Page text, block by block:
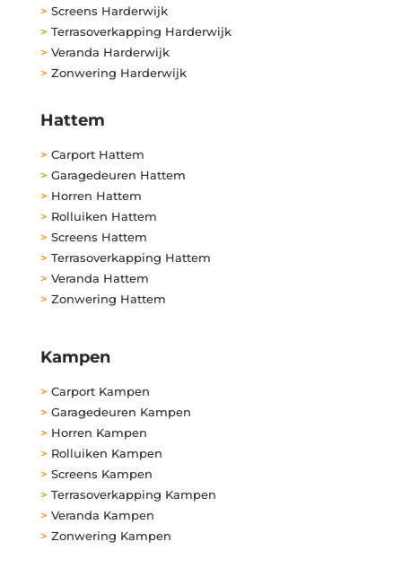
> Screens Harderwijk
> Terrasoverkapping Harderwijk
> Veranda Harderwijk
> Zonwering Harderwijk
Hattem
> Carport Hattem
> Garagedeuren Hattem
> Horren Hattem
> Rolluiken Hattem
> Screens Hattem
> Terrasoverkapping Hattem
> Veranda Hattem
> Zonwering Hattem
Kampen
> Carport Kampen
> Garagedeuren Kampen
> Horren Kampen
> Rolluiken Kampen
> Screens Kampen
> Terrasoverkapping Kampen
> Veranda Kampen
> Zonwering Kampen